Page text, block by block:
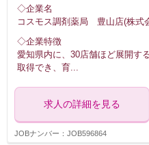
◇企業名
コスモス調剤薬局 豊山店(株式
◇企業特徴
愛知県内に、30店舗ほど展開す
取得でき、育
求人の詳細を見る
JOBナンバー：JOB596864